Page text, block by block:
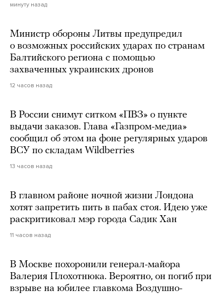
минуту назад
Министр обороны Литвы предупредил
о возможных российских ударах по странам
Балтийского региона с помощью
захваченных украинских дронов
12 часов назад
В России снимут ситком «ПВЗ» о пункте
выдачи заказов. Глава «Газпром-медиа»
сообщил об этом на фоне регулярных ударов
ВСУ по складам Wildberries
13 часов назад
В главном районе ночной жизни Лондона
хотят запретить пить в пабах стоя. Идею уже
раскритиковал мэр города Садик Хан
11 часов назад
В Москве похоронили генерал-майора
Валерия Плохотнюка. Вероятно, он погиб при
взрыве на юбилее главкома Воздушно-